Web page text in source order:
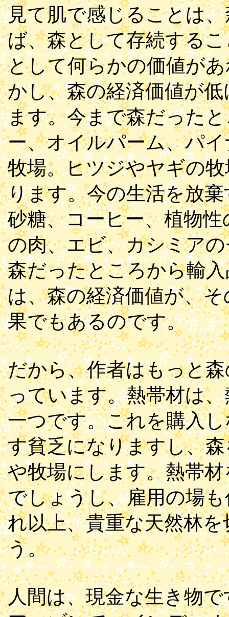
見て肌で感じることは
ば、森として存続する
として何らかの価値が
かし、森の経済価値が
ます。今まで森だった
ー、オイルパーム、パ
牧場。ヒツジやヤギの
ります。今の生活を放
砂糖、コーヒー、植物
の肉、エビ、カシミア
森だったところから輸
は、森の経済価値が、
果でもあるのです。
だから、作者はもっと
っています。熱帯材は
一つです。これを購入
す貧乏になりますし、
や牧場にします。熱帯
でしょうし、雇用の場
れ以上、貴重な天然林
う。
人間は、現金な生き物で